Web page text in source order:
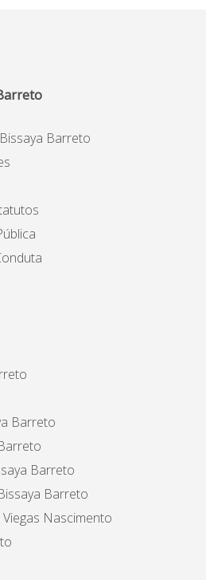
Barreto
Barreto
Barreto
Barreto
Nascimento